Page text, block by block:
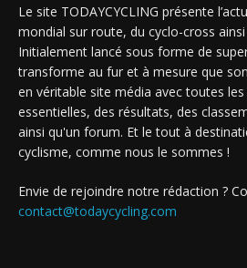
Le site TODAYCYCLING présente
mondial sur route, du cyclo-cross
Initialement lancé sous forme de
transforme au fur et à mesure que
en véritable site média avec toutes
essentielles, des résultats, des
ainsi qu'un forum. Et le tout à
cyclisme, comme nous le sommes !
Envie de rejoindre notre rédaction ?
contact@todaycycling.com